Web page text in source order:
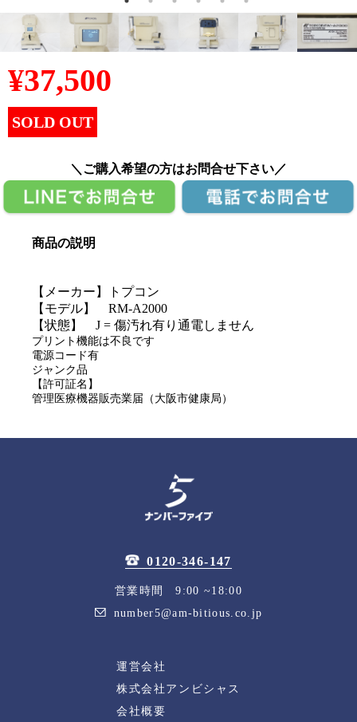
¥37,500
SOLD OUT
＼ご購入希望の方はお問合せ下さい／
商品の説明
【メーカー】トプコン
【モデル】 RM-A2000
【状態】 J = 傷汚れ有り通電しません
プリント機能は不良です
電源コード有
ジャンク品
【許可証名】
管理医療機器販売業届（大阪市健康局）
0120-346-147
営業時間 9:00 ~18:00
number5@am-bitious.co.jp
運営会社
株式会社アンビシャス
会社概要